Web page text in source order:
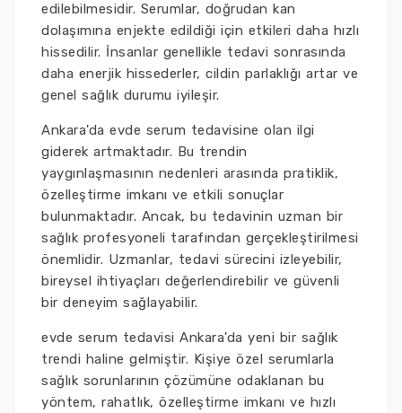
edilebilmesidir. Serumlar, doğrudan kan
dolaşımına enjekte edildiği için etkileri daha hızlı
hissedilir. İnsanlar genellikle tedavi sonrasında
daha enerjik hissederler, cildin parlaklığı artar ve
genel sağlık durumu iyileşir.
Ankara'da evde serum tedavisine olan ilgi
giderek artmaktadır. Bu trendin
yaygınlaşmasının nedenleri arasında pratiklik,
özelleştirme imkanı ve etkili sonuçlar
bulunmaktadır. Ancak, bu tedavinin uzman bir
sağlık profesyoneli tarafından gerçekleştirilmesi
önemlidir. Uzmanlar, tedavi sürecini izleyebilir,
bireysel ihtiyaçları değerlendirebilir ve güvenli
bir deneyim sağlayabilir.
evde serum tedavisi Ankara'da yeni bir sağlık
trendi haline gelmiştir. Kişiye özel serumlarla
sağlık sorunlarının çözümüne odaklanan bu
yöntem, rahatlık, özelleştirme imkanı ve hızlı